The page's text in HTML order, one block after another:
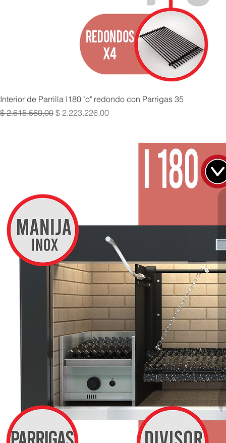
Interior de Parrilla I180 "o" redondo con Parrigas 35
Precio
$ 2.615.560,00 Precio de oferta
$ 2.223.226,00